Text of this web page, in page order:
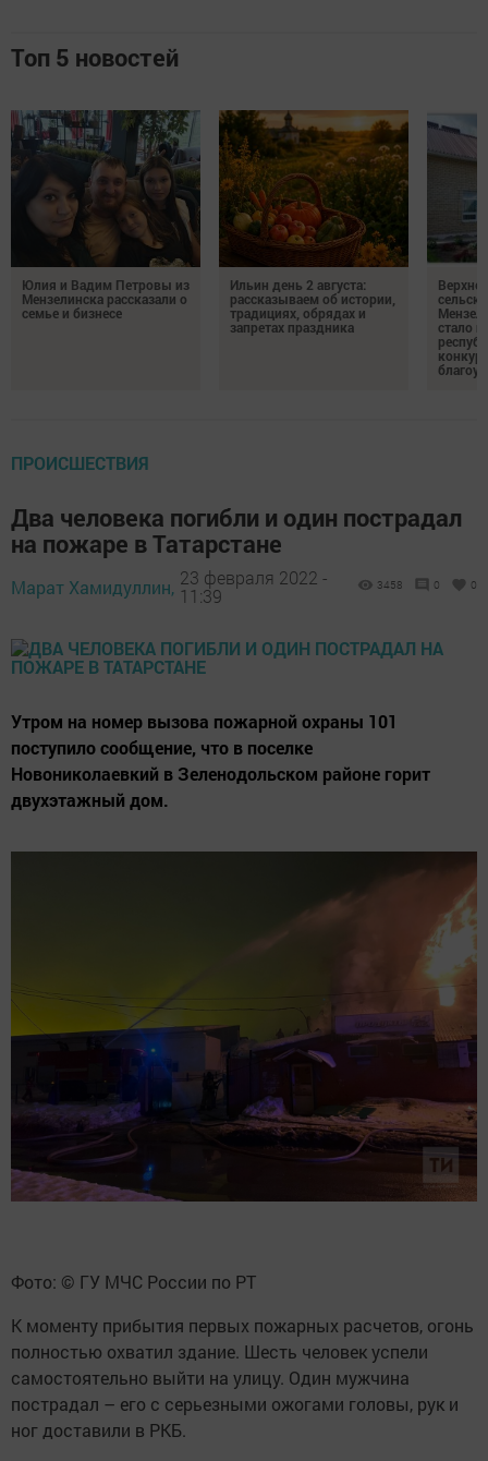
Топ 5 новостей
Юлия и Вадим Петровы из
Мензелинска рассказали о
семье и бизнесе
Ильин день 2 августа:
рассказываем об истории,
традициях, обрядах и
запретах праздника
стало
ПРОИСШЕСТВИЯ
Два человека погибли и один пострадал
на пожаре в Татарстане
Марат Хамидуллин, 23 февраля 2022 -
11:39
3458 0 0
Утром на номер вызова пожарной охраны 101
поступило сообщение, что в поселке
Новониколаевкий в Зеленодольском районе горит
двухэтажный дом.
Фото: © ГУ МЧС России по РТ
К моменту прибытия первых пожарных расчетов, огонь
полностью охватил здание. Шесть человек успели
самостоятельно выйти на улицу. Один мужчина
пострадал – его с серьезными ожогами головы, рук и
ног доставили в РКБ.